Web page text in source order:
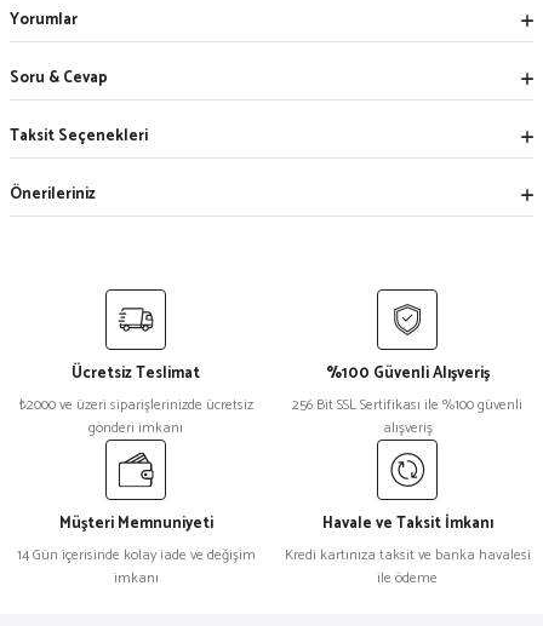
Yorumlar
Soru & Cevap
Taksit Seçenekleri
Önerileriniz
Ücretsiz Teslimat
₺2000 ve üzeri siparişlerinizde ücretsiz
gönderi imkanı
%100 Güvenli Alışveriş
256 Bit SSL Sertifikası ile %100 güvenli
alışveriş
Müşteri Memnuniyeti
14 Gün içerisinde kolay iade ve değişim
imkanı
Havale ve Taksit İmkanı
Kredi kartınıza taksit ve banka havalesi
ile ödeme